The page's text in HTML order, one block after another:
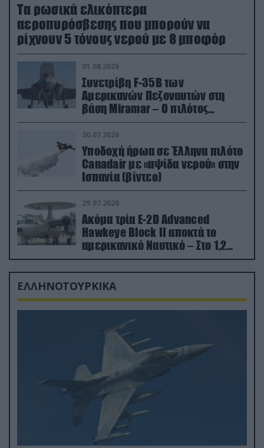
Τα ρωσικά ελικόπτερα
αεροπυρόσβεσης που μπορούν να
ρίχνουν 5 τόνους νερού με 8 μποφόρ
01.08.2026
Συνετρίβη F-35B των
Αμερικανών Πεζοναυτών στη
βάση Miramar – Ο πιλότος
εκτινάχθηκε εγκαίρως
30.07.2026
Υποδοχή ήρωα σε Έλληνα πιλότο
Canadair με «αψίδα νερού» στην
Ισπανία (βίντεο)
29.07.2026
Ακόμα τρία E-2D Advanced
Hawkeye Block II αποκτά το
αμερικανικό Ναυτικό – Στο 1,2
δισ.δολάρια το κόστος
ΕΛΛΗΝΟΤΟΥΡΚΙΚΑ